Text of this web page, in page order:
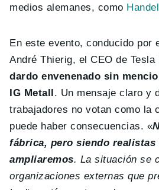
medios alemanes, como
En este evento, conducido por
André Thierig, el CEO de Tesla
dardo envenenado sin
IG Metall . Un mensaje claro y
trabajadores no votan como la
puede haber consecuencias. «
fábrica, pero siendo realistas
ampliaremos. La situación se
organizaciones externas que